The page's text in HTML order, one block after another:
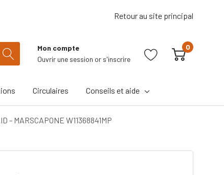
Retour au site principal
Mon compte
Ouvrir une session or s'inscrire
0
Circulaires Conseils et aide
- MARSCAPONE W11368841MP